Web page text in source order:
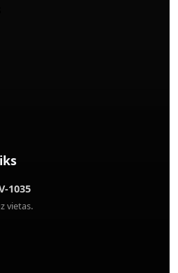
1035
vietas.